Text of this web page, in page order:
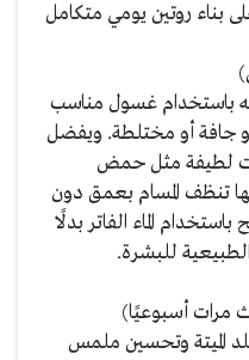
بناء روتين يومي متكامل
باستخدام غسول مناسب
جافة أو مختلطة. ويفضل
لطيفة مثل حمض
تنظف المسام بعمق دون
الماء الفاتر بدلًا
للبشرة.
الميتة وتحسين ملمس